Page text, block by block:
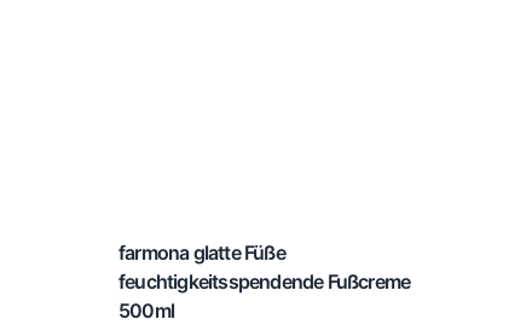
farmona glatte Füße
feuchtigkeitsspendende Fußcreme
500ml